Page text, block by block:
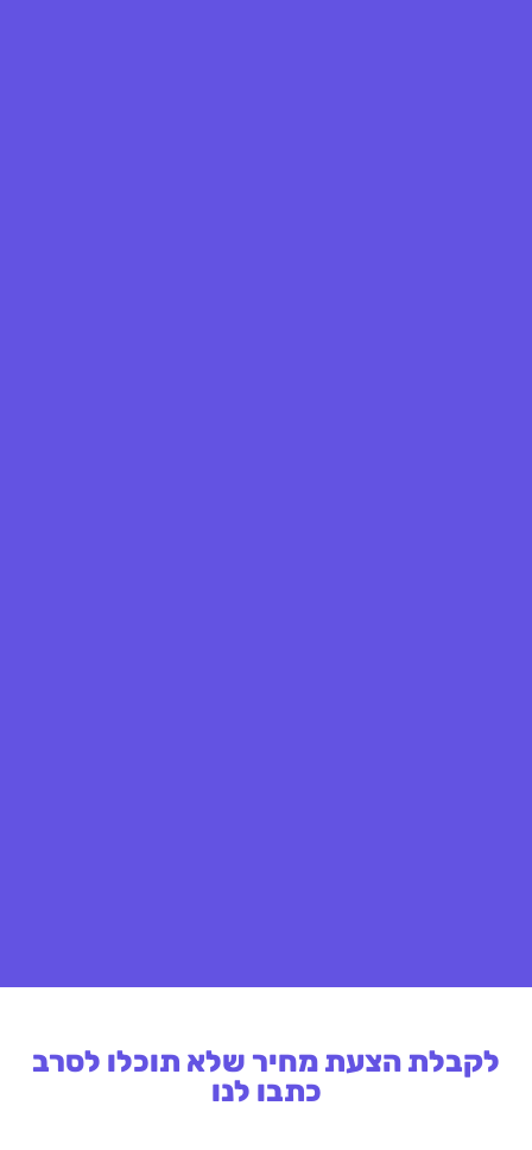
לקבלת הצעת מחיר שלא תוכלו לסרב
כתבו לנו